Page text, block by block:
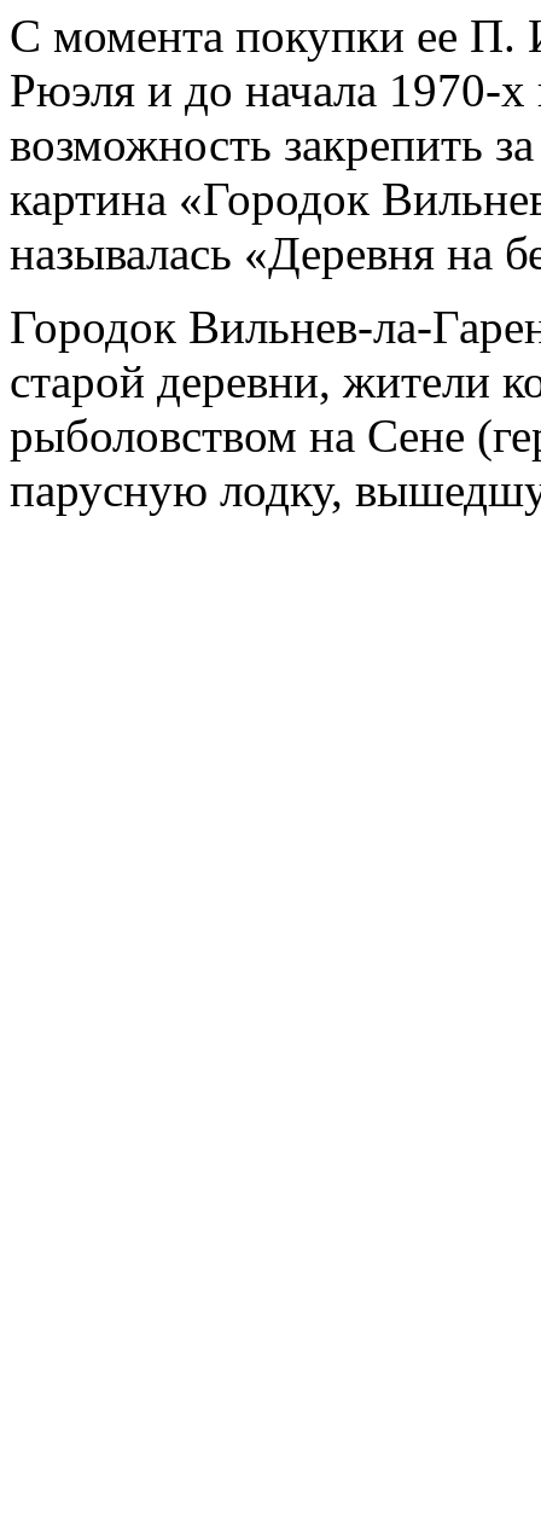
C момента покупки ее
Рюэля и до начала 1970-х
возможность закрепить
картина «Городок
называлась «Деревня на
Городок Вильнев-ла-
старой деревни, жители
рыболовством на Сене
парусную лодку,